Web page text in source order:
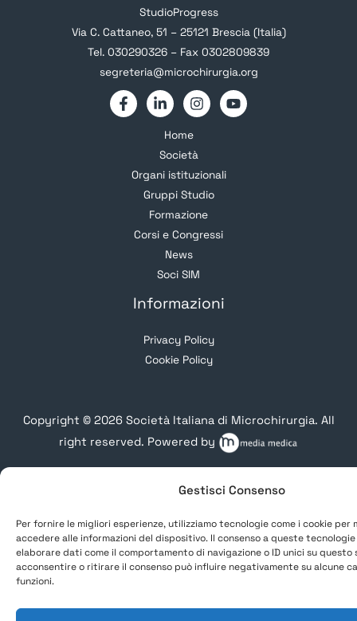
Gestisci Consenso
Per fornire le migliori esperienze, utilizziamo tecnologie come i cookie per
accedere alle informazioni del dispositivo. Il consenso a queste
elaborare dati come il comportamento di navigazione o ID unici su questo
acconsentire o ritirare il consenso può influire negativamente su alcune
funzioni.
StudioProgress
Via C. Cattaneo, 51 – 25121 Brescia (Italia)
Tel. 030290326 – Fax 0302809839
segreteria@microchirurgia.org
Home
Società
Organi istituzionali
Gruppi Studio
Formazione
Corsi e Congressi
News
Soci SIM
Informazioni
Privacy Policy
Cookie Policy
Copyright © 2026 Società Italiana di Microchirurgia. All
right reserved. Powered by